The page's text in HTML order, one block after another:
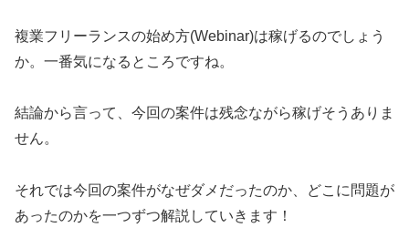
複業フリーランスの始め方(Webinar)は稼げるのでしょう
か。一番気になるところですね。
結論から言って、 今回の案件は残念ながら稼げそうありま
せん。
それでは今回の案件がなぜダメだったのか、どこに問題が
あったのかを一つずつ解説していきます！